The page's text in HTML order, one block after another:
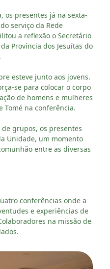
os presentes já na sexta-
serviço da Rede
a reflexão o Secretário
Província dos Jesuítas do
esteve junto aos jovens.
se para colocar o corpo
de homens e mulheres
Tomé na conferência.
grupos, os presentes
Unidade, um momento
entre as diversas
conferências onde a
e experiências de
na missão de